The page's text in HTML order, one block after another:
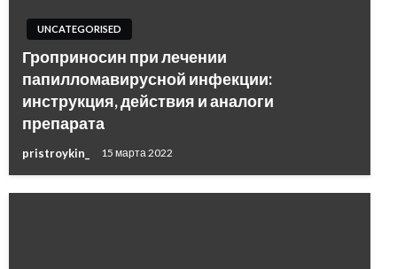
UNCATEGORISED
Гроприносин при лечении
папилломавирусной инфекции:
инструкция, действия и аналоги
препарата
pristroykin_ 15 марта 2022